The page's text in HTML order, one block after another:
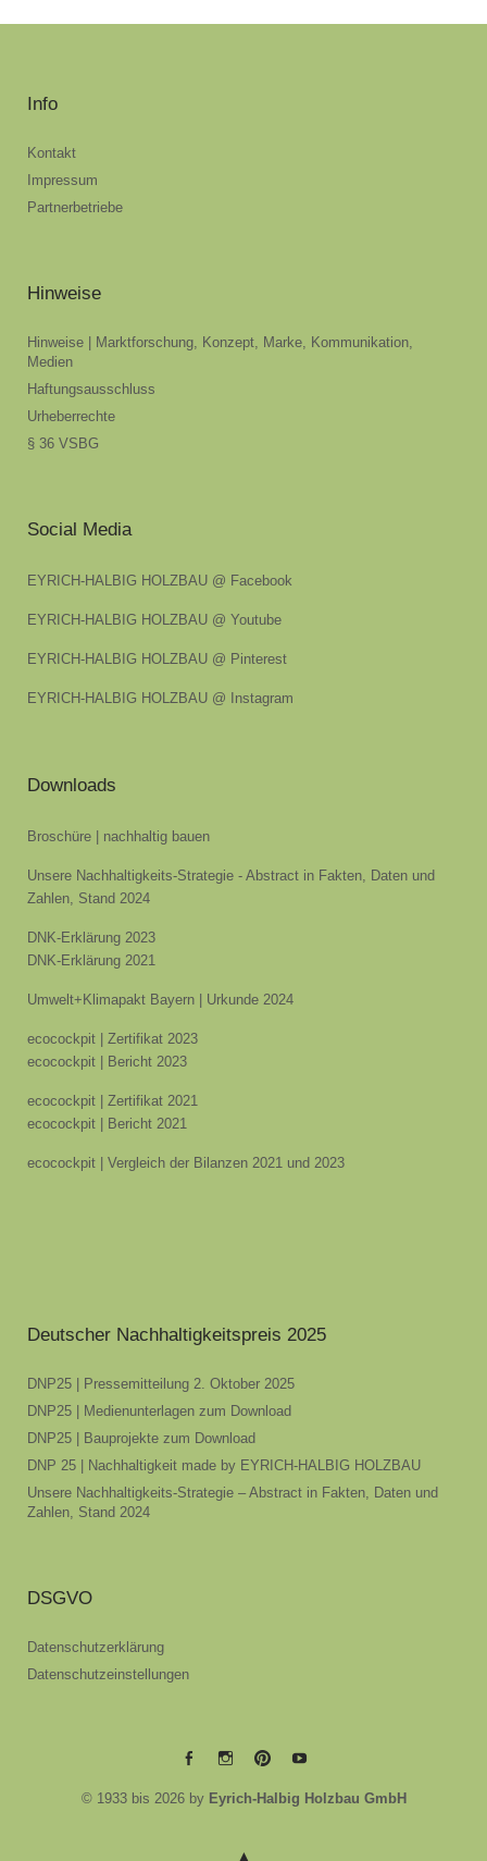
Info
Kontakt
Impressum
Partnerbetriebe
Hinweise
Hinweise | Marktforschung, Konzept, Marke, Kommunikation,
Medien
Haftungsausschluss
Urheberrechte
§ 36 VSBG
Social Media
EYRICH-HALBIG HOLZBAU @ Facebook
EYRICH-HALBIG HOLZBAU @ Youtube
EYRICH-HALBIG HOLZBAU @ Pinterest
EYRICH-HALBIG HOLZBAU @ Instagram
Downloads
Broschüre | nachhaltig bauen
Unsere Nachhaltigkeits-Strategie - Abstract in Fakten, Daten und
Zahlen, Stand 2024
DNK-Erklärung 2023
DNK-Erklärung 2021
Umwelt+Klimapakt Bayern | Urkunde 2024
ecocockpit | Zertifikat 2023
ecocockpit | Bericht 2023
ecocockpit | Zertifikat 2021
ecocockpit | Bericht 2021
ecocockpit | Vergleich der Bilanzen 2021 und 2023
Deutscher Nachhaltigkeitspreis 2025
DNP25 | Pressemitteilung 2. Oktober 2025
DNP25 | Medienunterlagen zum Download
DNP25 | Bauprojekte zum Download
DNP 25 | Nachhaltigkeit made by EYRICH-HALBIG HOLZBAU
Unsere Nachhaltigkeits-Strategie – Abstract in Fakten, Daten und
Zahlen, Stand 2024
DSGVO
Datenschutzerklärung
Datenschutzeinstellungen
EYRICH-EYRICH-EYRICH-EYRICH-
© 1933 bis 2026 by Eyrich-Halbig Holzbau GmbH